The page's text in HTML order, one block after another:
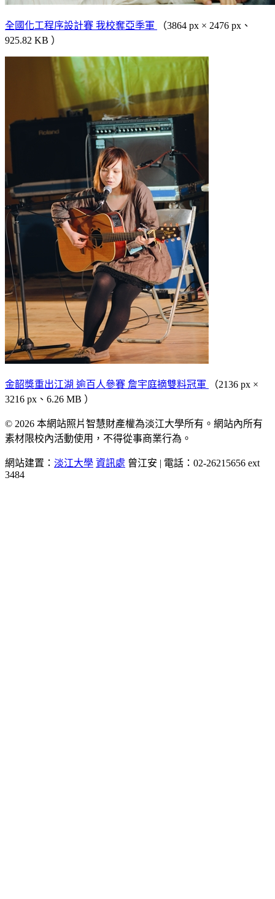
全國化工程序設計賽 我校奪亞季軍
（3864 px × 2476 px、
925.82 KB ）
金韶獎重出江湖 逾百人參賽 詹宇庭摘雙料冠軍
（2136 px ×
3216 px、6.26 MB ）
© 2026 本網站照片智慧財產權為淡江大學所有。網站內所有
素材限校內活動使用，不得從事商業行為。
網站建置： 淡江大學 資訊處 曾江安 | 電話：02-26215656 ext
3484